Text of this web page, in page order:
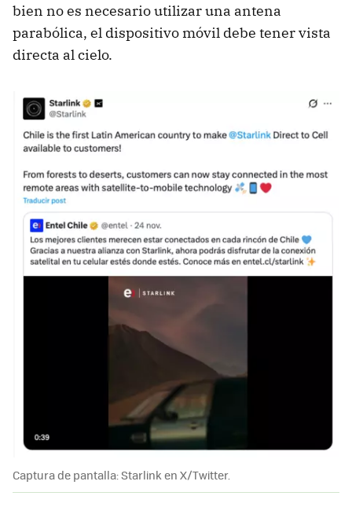
bien no es necesario utilizar una antena
parabólica, el dispositivo móvil debe tener vista
directa al cielo.
Captura de pantalla: Starlink en X/Twitter.